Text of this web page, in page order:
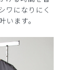
ワになりにく
います。